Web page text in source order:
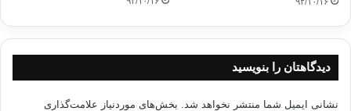
دیدگاهتان را بنویسید
نشانی ایمیل شما منتشر نخواهد شد.
بخش‌های موردنیاز علامت‌گذاری